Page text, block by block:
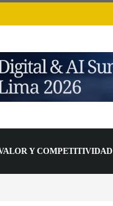
Y COMPETITIVIDAD